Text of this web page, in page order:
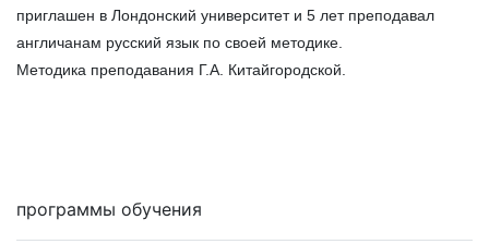
приглашен в Лондонский университет и 5 лет преподавал
англичанам русский язык по своей методике.
Методика преподавания Г.А. Китайгородской.
программы обучения